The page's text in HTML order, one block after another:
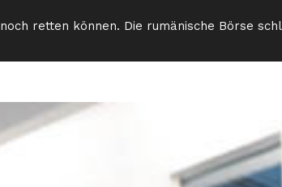
retten können. Die rumänische Börse